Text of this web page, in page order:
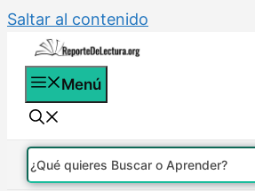
Saltar al contenido
Menú